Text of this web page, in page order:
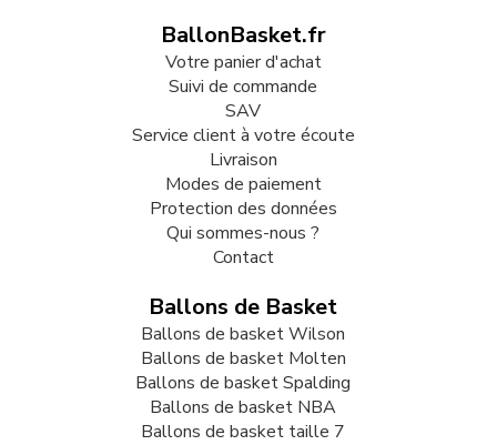
BallonBasket.fr
Votre panier d'achat
Suivi de commande
SAV
Service client à votre écoute
Livraison
Modes de paiement
Protection des données
Qui sommes-nous ?
Contact
Ballons de Basket
Ballons de basket Wilson
Ballons de basket Molten
Ballons de basket Spalding
Ballons de basket NBA
Ballons de basket taille 7